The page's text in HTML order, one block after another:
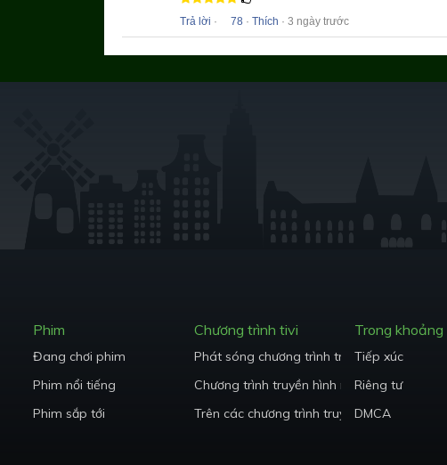
Trả lời · 78 · Thích · 3 ngày trước
Phim
Đang chơi phim
Phim nổi tiếng
Phim sắp tới
Chương trình tivi
Phát sóng chương trình truyền hình
Chương trình truyền hình nổi tiếng
Trên các chương trình truyền hình trên không
Trong khoảng
Tiếp xúc
Riêng tư
DMCA